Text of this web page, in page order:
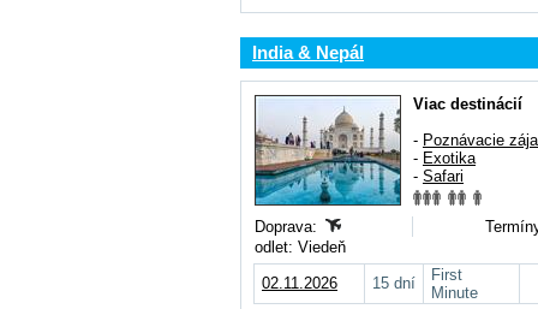
India & Nepál
Viac destinácií
- Poznávacie
- Exotika
- Safari
Doprava:
odlet: Viedeň
02.11.2026
15 dní
First
Minute